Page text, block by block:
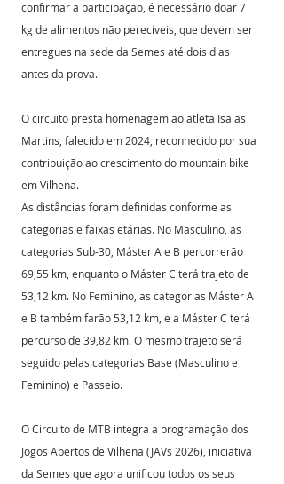
confirmar a participação, é necessário doar 7
kg de alimentos não perecíveis, que devem ser
entregues na sede da Semes até dois dias
antes da prova.
O circuito presta homenagem ao atleta Isaias
Martins, falecido em 2024, reconhecido por sua
contribuição ao crescimento do mountain bike
em Vilhena.
As distâncias foram definidas conforme as
categorias e faixas etárias. No Masculino, as
categorias Sub-30, Máster A e B percorrerão
69,55 km, enquanto o Máster C terá trajeto de
53,12 km. No Feminino, as categorias Máster A
e B também farão 53,12 km, e a Máster C terá
percurso de 39,82 km. O mesmo trajeto será
seguido pelas categorias Base (Masculino e
Feminino) e Passeio.
O Circuito de MTB integra a programação dos
Jogos Abertos de Vilhena (JAVs 2026), iniciativa
da Semes que agora unificou todos os seus